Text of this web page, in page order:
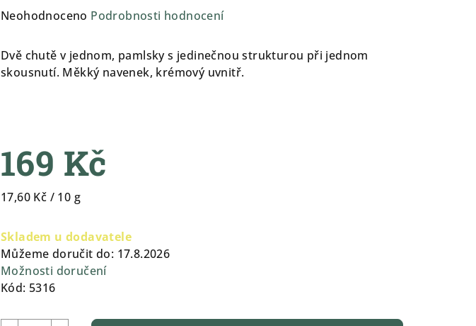
Průměrné
produktu
je
Neohodnoceno Podrobnosti hodnocení
Dvě chutě v jednom, pamlsky s jedinečnou strukturou při jednom
skousnutí. Měkký navenek, krémový uvnitř.
169 Kč
Měrná
17,60 Kč / 10 g
Skladem u dodavatele
Můžeme doručit do: 17.8.2026
Možnosti doručení
Kód: 5316